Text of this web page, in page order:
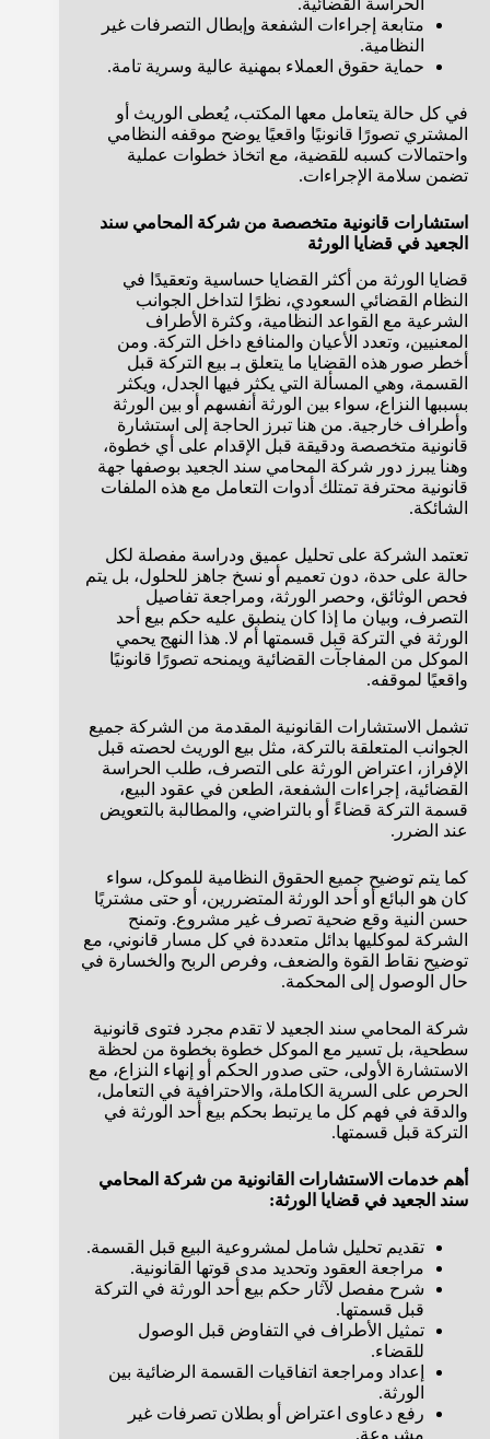
متابعة إجراءات الشفعة وإبطال التصرفات غير
النظامية.
حماية حقوق العملاء بمهنية عالية وسرية تامة.
في كل حالة يتعامل معها المكتب، يُعطى الوريث أو
المشتري تصورًا قانونيًا واقعيًا يوضح موقفه النظامي
واحتمالات كسبه للقضية، مع اتخاذ خطوات عملية
تضمن سلامة الإجراءات.
استشارات قانونية متخصصة من شركة المحامي سند
الجعيد في قضايا الورثة
قضايا الورثة من أكثر القضايا حساسية وتعقيدًا في
النظام القضائي السعودي، نظرًا لتداخل الجوانب
الشرعية مع القواعد النظامية، وكثرة الأطراف
المعنيين، وتعدد الأعيان والمنافع داخل التركة. ومن
أخطر صور هذه القضايا ما يتعلق بـ بيع التركة قبل
القسمة، وهي المسألة التي يكثر فيها الجدل، ويكثر
بسببها النزاع، سواء بين الورثة أنفسهم أو بين الورثة
وأطراف خارجية. من هنا تبرز الحاجة إلى استشارة
قانونية متخصصة ودقيقة قبل الإقدام على أي خطوة،
وهنا يبرز دور شركة المحامي سند الجعيد بوصفها جهة
قانونية محترفة تمتلك أدوات التعامل مع هذه الملفات
الشائكة.
تعتمد الشركة على تحليل عميق ودراسة مفصلة لكل
حالة على حدة، دون تعميم أو نسخ جاهز للحلول، بل يتم
فحص الوثائق، وحصر الورثة، ومراجعة تفاصيل
التصرف، وبيان ما إذا كان ينطبق عليه حكم بيع أحد
الورثة في التركة قبل قسمتها أم لا. هذا النهج يحمي
الموكل من المفاجآت القضائية ويمنحه تصورًا قانونيًا
واقعيًا لموقفه.
تشمل الاستشارات القانونية المقدمة من الشركة جميع
الجوانب المتعلقة بالتركة، مثل بيع الوريث لحصته قبل
الإفراز، اعتراض الورثة على التصرف، طلب الحراسة
القضائية، إجراءات الشفعة، الطعن في عقود البيع،
قسمة التركة قضاءً أو بالتراضي، والمطالبة بالتعويض
عند الضرر.
كما يتم توضيح جميع الحقوق النظامية للموكل، سواء
كان هو البائع أو أحد الورثة المتضررين، أو حتى مشتريًا
حسن النية وقع ضحية تصرف غير مشروع. وتمنح
الشركة لموكليها بدائل متعددة في كل مسار قانوني، مع
توضيح نقاط القوة والضعف، وفرص الربح والخسارة في
حال الوصول إلى المحكمة.
شركة المحامي سند الجعيد لا تقدم مجرد فتوى قانونية
سطحية، بل تسير مع الموكل خطوة بخطوة من لحظة
الاستشارة الأولى، حتى صدور الحكم أو إنهاء النزاع، مع
الحرص على السرية الكاملة، والاحترافية في التعامل،
والدقة في فهم كل ما يرتبط بحكم بيع أحد الورثة في
التركة قبل قسمتها.
أهم خدمات الاستشارات القانونية من شركة المحامي
سند الجعيد في قضايا الورثة:
تقديم تحليل شامل لمشروعية البيع قبل القسمة.
مراجعة العقود وتحديد مدى قوتها القانونية.
شرح مفصل لآثار حكم بيع أحد الورثة في التركة
قبل قسمتها.
تمثيل الأطراف في التفاوض قبل الوصول
للقضاء.
إعداد ومراجعة اتفاقيات القسمة الرضائية بين
الورثة.
رفع دعاوى اعتراض أو بطلان تصرفات غير
مشروعة.